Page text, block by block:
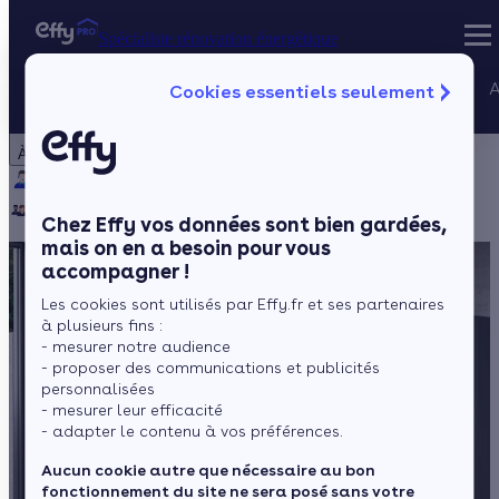
Cookies essentiels seulement
Chez Effy vos données sont bien gardées,
mais on en a besoin pour vous
accompagner !
Les cookies sont utilisés par Effy.fr et ses partenaires
à plusieurs fins :
- mesurer notre audience
- proposer des communications et publicités
personnalisées
- mesurer leur efficacité
- adapter le contenu à vos préférences.
Aucun cookie autre que nécessaire au bon
fonctionnement du site ne sera posé sans votre
À propos
Notre équipe
Rejoignez-nous Presse
Spécialiste rénovation énergétique Nos services
Spécialiste rénovation énergétique